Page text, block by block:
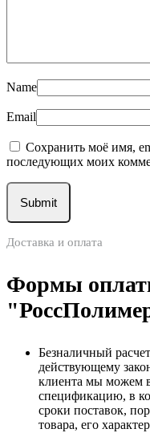
Name
Email
Сохранить моё имя,
последующих моих
Доставка и оплата
Формы
Безналичный
действующему
клиента мы можем
спецификацию, в
сроки поставок,
товара, его